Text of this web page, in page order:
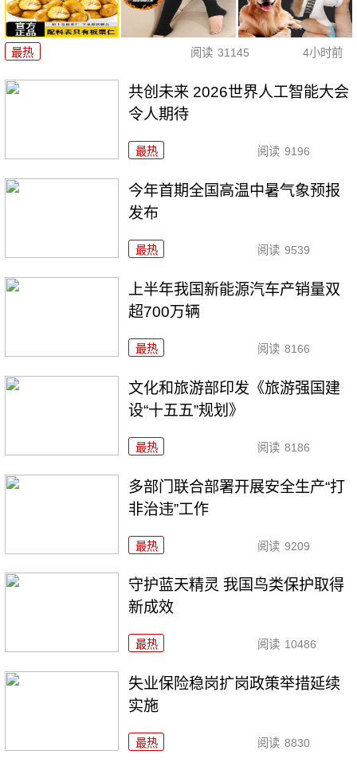
最热 阅读 31145 4小时前
共创未来 2026世界人工智能大会
令人期待
最热 阅读 9196
今年首期全国高温中暑气象预报
发布
最热 阅读 9539
上半年我国新能源汽车产销量双
超700万辆
最热 阅读 8166
文化和旅游部印发《旅游强国建
设“十五五”规划》
最热 阅读 8186
多部门联合部署开展安全生产“打
非治违”工作
最热 阅读 9209
守护蓝天精灵 我国鸟类保护取得
新成效
最热 阅读 10486
失业保险稳岗扩岗政策举措延续
实施
最热 阅读 8830